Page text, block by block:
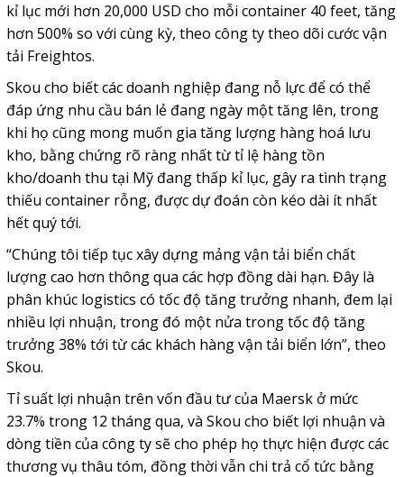
kỉ lục mới hơn 20,000 USD cho mỗi container 40 feet, tăng
hơn 500% so với cùng kỳ, theo công ty theo dõi cước vận
tải Freightos.
Skou cho biết các doanh nghiệp đang nỗ lực để có thể
đáp ứng nhu cầu bán lẻ đang ngày một tăng lên, trong
khi họ cũng mong muốn gia tăng lượng hàng hoá lưu
kho, bằng chứng rõ ràng nhất từ tỉ lệ hàng tồn
kho/doanh thu tại Mỹ đang thấp kỉ lục, gây ra tình trạng
thiếu container rỗng, được dự đoán còn kéo dài ít nhất
hết quý tới.
“Chúng tôi tiếp tục xây dựng mảng vận tải biển chất
lượng cao hơn thông qua các hợp đồng dài hạn. Đây là
phân khúc logistics có tốc độ tăng trưởng nhanh, đem lại
nhiều lợi nhuận, trong đó một nửa trong tốc độ tăng
trưởng 38% tới từ các khách hàng vận tải biển lớn”, theo
Skou.
Tỉ suất lợi nhuận trên vốn đầu tư của Maersk ở mức
23.7% trong 12 tháng qua, và Skou cho biết lợi nhuận và
dòng tiền của công ty sẽ cho phép họ thực hiện được các
thương vụ thâu tóm, đồng thời vẫn chi trả cổ tức bằng